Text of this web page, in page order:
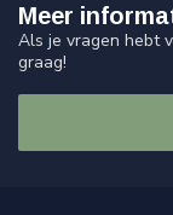
Meer
Als je vragen hebt
graag!